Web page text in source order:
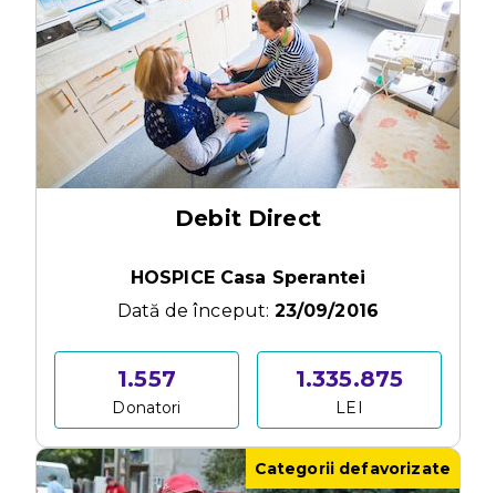
Debit Direct
HOSPICE Casa Sperantei
Dată de început: 23/09/2016
1.557
Donatori
1.335.875
LEI
Categorii defavorizate